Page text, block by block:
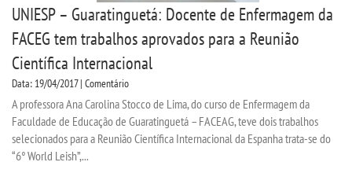
UNIESP – Guaratinguetá: Docente de Enfermagem da
FACEG tem trabalhos aprovados para a Reunião
Científica Internacional
Data: 19/04/2017 | Comentário
A professora Ana Carolina Stocco de Lima, do curso de Enfermagem da
Faculdade de Educação de Guaratinguetá – FACEAG, teve dois trabalhos
selecionados para a Reunião Científica Internacional da Espanha trata-se do
“6° World Leish”,...